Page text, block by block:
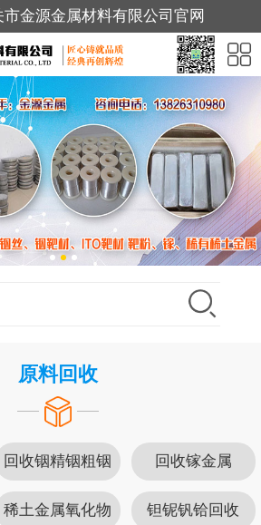
金源金属材料有限公司官网
原料回收
回收铟精铟粗铟 回收镓金属
稀土金属氧化物 钽铌钒铪回收